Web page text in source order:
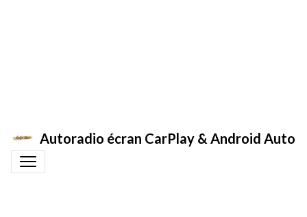
Autoradio écran CarPlay & Android Auto